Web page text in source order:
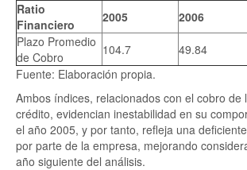
Ratio
Financiero
2005 2006
Plazo Promedio
de Cobro
104.7 49.84
Fuente: Elaboración propia.
Ambos índices, relacionados con el cobro de
crédito, evidencian inestabilidad en su
el año 2005, y por tanto, refleja una
por parte de la empresa, mejorando
año siguiente del análisis.